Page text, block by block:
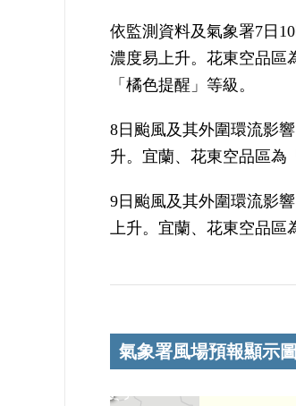
依監測資料及氣象署7日
濃度易上升。花東空品區
「橘色提醒」等級。
8日颱風及其外圍環流影
升。宜蘭、花東空品區為
9日颱風及其外圍環流影
上升。宜蘭、花東空品
氣象署風場預報顯示圖